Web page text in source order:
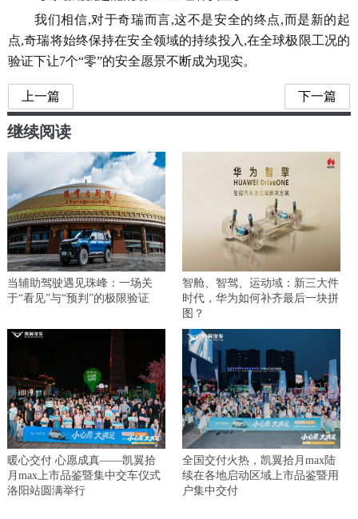
我们相信,对于奇瑞而言,这不是安全的终点,而是新的起
点,奇瑞将始终保持在安全领域的持续投入,在全球极限工况的
验证下让7个“零”的安全愿景不断成为现实。
上一篇 下一篇
继续阅读
当辅助驾驶遇见珠峰：一场关
于“看见”与“预判”的极限验证
智舱、智驾、运动域：新三大件
时代，华为如何补齐最后一块拼
图？
暖心交付 心愿成真——凯翼拾
月max上市品鉴暨集中交车仪式
洛阳站圆满举行
全国交付火热，凯翼拾月max陆
续在各地启动区域上市品鉴暨用
户集中交付